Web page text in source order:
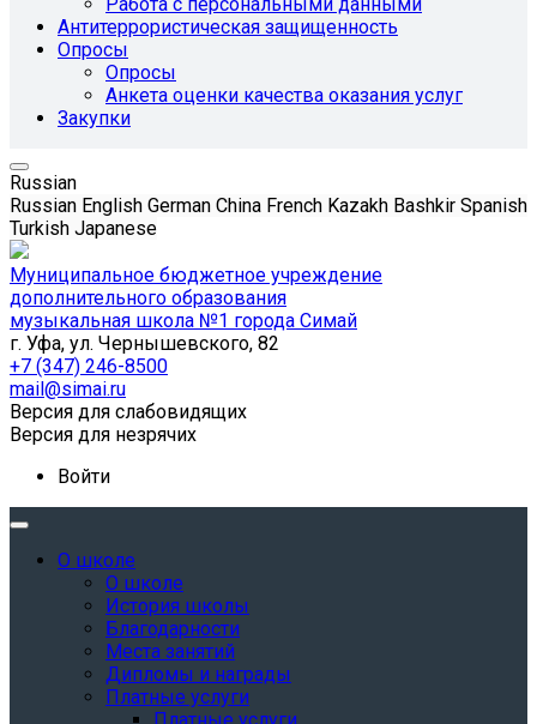
Антитеррористическая защищенность
Опросы
Опросы
Анкета оценки качества оказания услуг
Закупки
Russian
Russian English German China French Kazakh Bashkir Spanish
Turkish Japanese
Муниципальное бюджетное учреждение
дополнительного образования
музыкальная школа №1 города Симай
г. Уфа, ул. Чернышевского, 82
+7 (347) 246-8500
mail@simai.ru
Версия для слабовидящих
Версия для незрячих
Войти
О школе
О школе
История школы
Благодарности
Места занятий
Дипломы и награды
Платные услуги